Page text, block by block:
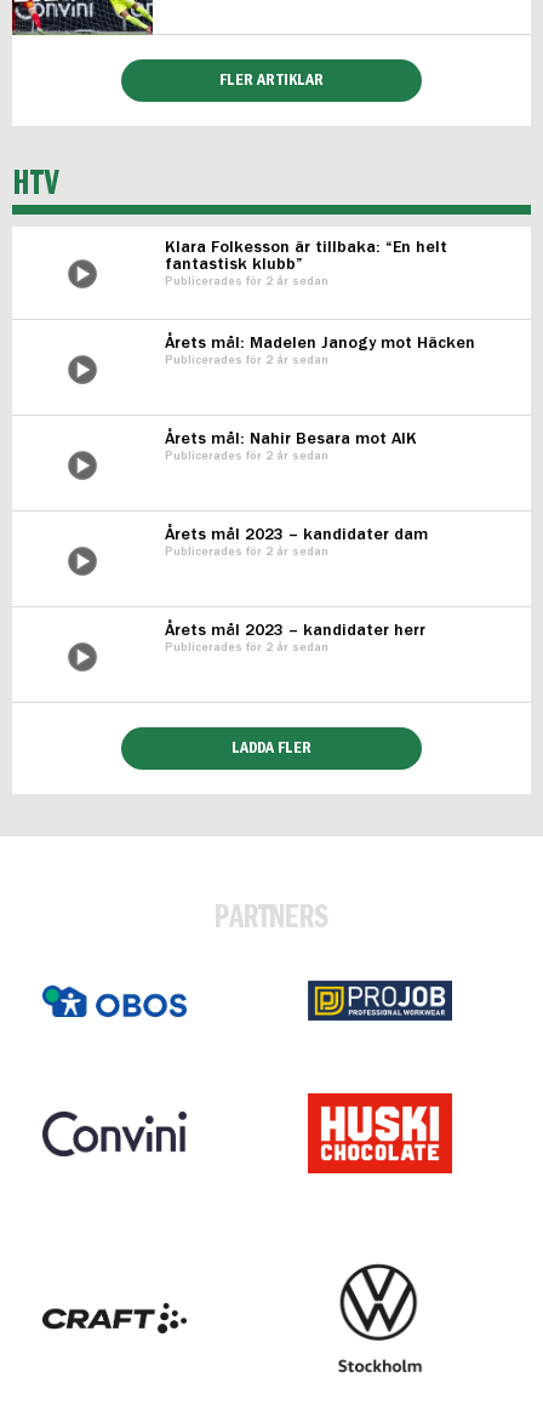
FLER ARTIKLAR
HTV
Klara Folkesson är tillbaka: “En helt
fantastisk klubb”
Publicerades för 2 år sedan
Årets mål: Madelen Janogy mot Häcken
Publicerades för 2 år sedan
Årets mål: Nahir Besara mot AIK
Publicerades för 2 år sedan
Årets mål 2023 – kandidater dam
Publicerades för 2 år sedan
Årets mål 2023 – kandidater herr
Publicerades för 2 år sedan
LADDA FLER
PARTNERS